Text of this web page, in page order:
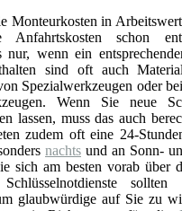
Monteurkosten in
schon
nur, wenn ein
sind oft auch
Spezialwerkzeugen oder
Wenn Sie neue
lassen, muss das auch
zudem oft eine 24-
nachts und an Sonn-
sich am besten vorab über
glaubwürdige auf Sie zu